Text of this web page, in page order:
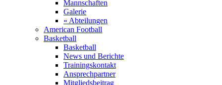
Mannschaften
Galerie
« Abteilungen
American Football
Basketball
Basketball
News und Berichte
Trainingskontakt
Ansprechpartner
Mitgliedsbeitrag